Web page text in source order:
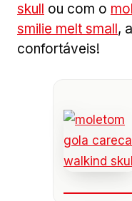
skull ou com o
smilie melt small,
confortáveis!